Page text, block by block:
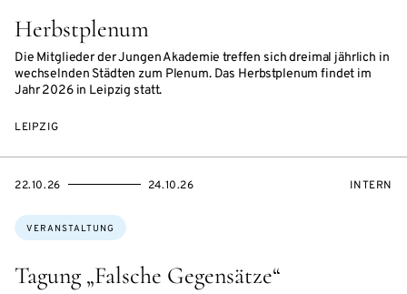
Herbstplenum
Die Mitglieder der Jungen Akademie treffen sich dreimal jährlich in
wechselnden Städten zum Plenum. Das Herbstplenum findet im
Jahr 2026 in Leipzig statt.
LEIPZIG
Tagung „Falsche Gegensätze“
Themen:
VERANSTALTUNG
EVENTBEGINSON
22.10.26
EVENTENDSON 24.10.26 INTERN